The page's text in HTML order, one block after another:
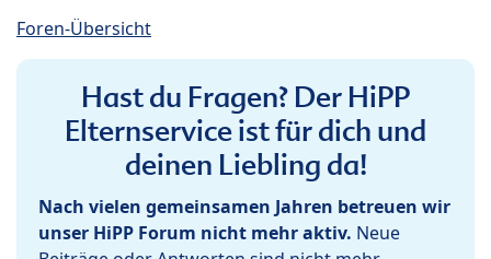
Foren-Übersicht
Hast du Fragen? Der HiPP
Elternservice ist für dich und
deinen Liebling da!
Nach vielen gemeinsamen Jahren betreuen wir
unser HiPP Forum nicht mehr aktiv. Neue